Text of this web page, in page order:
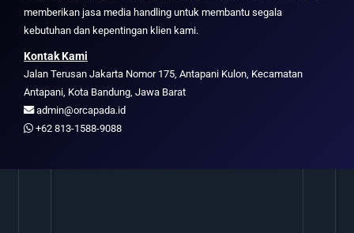
memberikan jasa media handling untuk membantu segala
kebutuhan dan kepentingan klien kami.
Kontak Kami
Jalan Terusan Jakarta Nomor 175, Antapani Kulon, Kecamatan
Antapani, Kota Bandung, Jawa Barat
admin@orcapada.id
+62 813-1588-9088